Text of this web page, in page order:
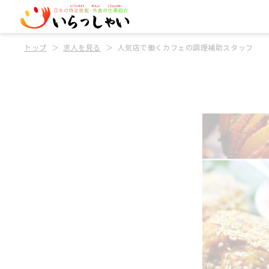
トップ 求人を見る 人気店で働くカフェの調理補助スタッフ